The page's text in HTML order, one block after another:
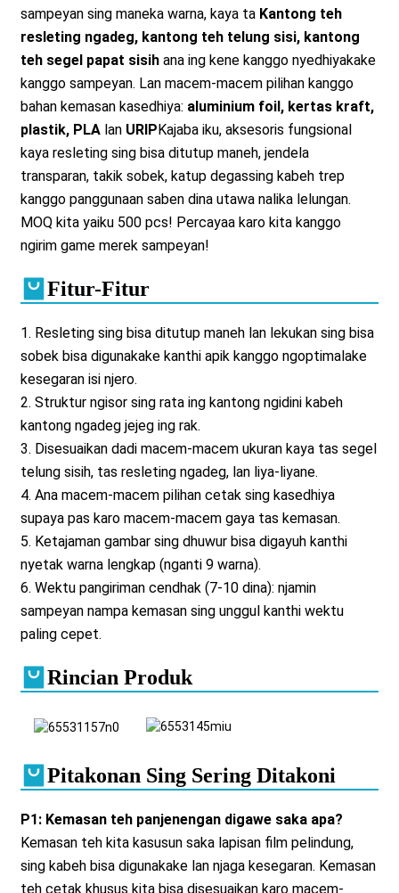
sampeyan sing maneka warna, kaya ta Kantong teh
resleting ngadeg, kantong teh telung sisi, kantong
teh segel papat sisihana ing kene kanggo nyedhiyakake
kanggo sampeyan. Lan macem-macem pilihan kanggo
bahan kemasan kasedhiya: aluminium foil, kertas kraft,
plastik, PLAlan URIPKajaba iku, aksesoris fungsional
kaya resleting sing bisa ditutup maneh, jendela
transparan, takik sobek, katup degassing kabeh trep
kanggo panggunaan saben dina utawa nalika lelungan.
MOQ kita yaiku 500 pcs! Percayaa karo kita kanggo
ngirim game merek sampeyan!
Fitur-Fitur
1. Resleting sing bisa ditutup maneh lan lekukan sing bisa
sobek bisa digunakake kanthi apik kanggo ngoptimalake
kesegaran isi njero.
2. Struktur ngisor sing rata ing kantong ngidini kabeh
kantong ngadeg jejeg ing rak.
3. Disesuaikan dadi macem-macem ukuran kaya tas segel
telung sisih, tas resleting ngadeg, lan liya-liyane.
4. Ana macem-macem pilihan cetak sing kasedhiya
supaya pas karo macem-macem gaya tas kemasan.
5. Ketajaman gambar sing dhuwur bisa digayuh kanthi
nyetak warna lengkap (nganti 9 warna).
6. Wektu pangiriman cendhak (7-10 dina): njamin
sampeyan nampa kemasan sing unggul kanthi wektu
paling cepet.
Rincian Produk
Pitakonan Sing Sering Ditakoni
P1: Kemasan teh panjenengan digawe saka apa?
Kemasan teh kita kasusun saka lapisan film pelindung,
sing kabeh bisa digunakake lan njaga kesegaran. Kemasan
teh cetak khusus kita bisa disesuaikan karo macem-